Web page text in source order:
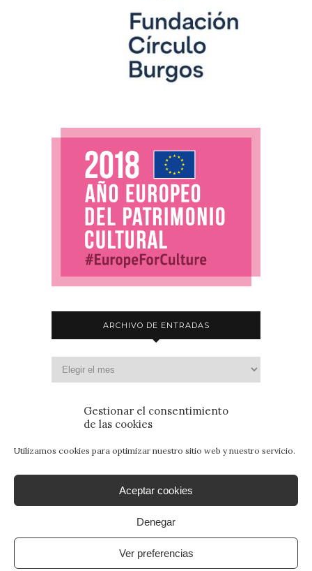
Gestionar el consentimiento
de las cookies
Utilizamos cookies para optimizar nuestro sitio web y nuestro servicio.
Aceptar cookies
Denegar
Ver preferencias
ARCHIVO DE ENTRADAS
© 2015 - Patrimonio para Jóvenes. Todos los
derechos reservados.Aviso Legal|Política de
Política de Cookies. By